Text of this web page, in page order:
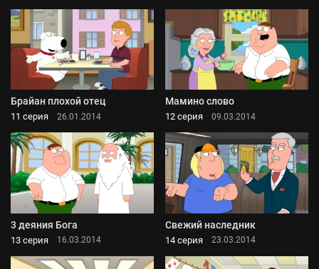
Брайан плохой отец
11 серия 26.01.2014
Мамино слово
12 серия 09.03.2014
3 деяния Бога
13 серия 16.03.2014
Свежий наследник
14 серия 23.03.2014